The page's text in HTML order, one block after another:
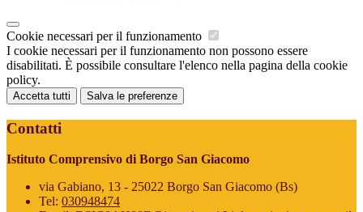
Cookie necessari per il funzionamento
I cookie necessari per il funzionamento non possono essere
disabilitati. È possibile consultare l'elenco nella pagina della cookie
policy.
Accetta tutti Salva le preferenze
Contatti
Istituto Comprensivo di Borgo San Giacomo
via Gabiano, 13 - 25022 Borgo San Giacomo (Bs)
Tel: 030948474